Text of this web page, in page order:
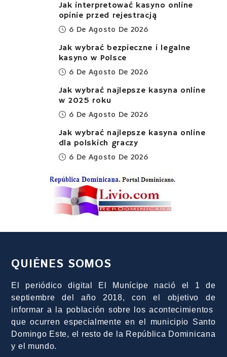
Jak interpretować kasyno online
opinie przed rejestracją
6 De Agosto De 2026
Jak wybrać bezpieczne i legalne
kasyno w Polsce
6 De Agosto De 2026
Jak wybrać najlepsze kasyna online
w 2025 roku
6 De Agosto De 2026
Jak wybrać najlepsze kasyna online
dla polskich graczy
6 De Agosto De 2026
QUIÉNES SOMOS
El periódico digital El Munícipe nació el 1 de
septiembre del año 2018, con el objetivo de
informar a la población sobre los acontecimientos
que ocurren especialmente en el municipio Santo
Domingo Este, el resto de la República Dominicana
y el mundo.